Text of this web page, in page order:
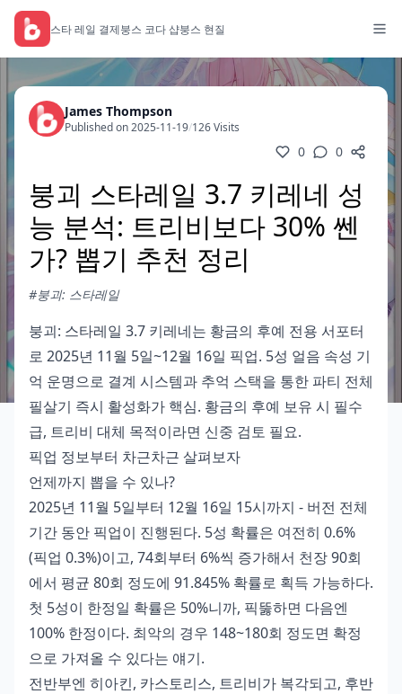
스타 레일 결제붕스 코다 샵붕스 현질
James Thompson
Published on 2025-11-19/126 Visits
0 0
붕괴 스타레일 3.7 키레네 성
능 분석: 트리비보다 30% 쎈
가? 뽑기 추천 정리
#붕괴: 스타레일
붕괴: 스타레일 3.7 키레네는 황금의 후예 전용 서포터
로 2025년 11월 5일~12월 16일 픽업. 5성 얼음 속성 기
억 운명으로 결계 시스템과 추억 스택을 통한 파티 전체
필살기 즉시 활성화가 핵심. 황금의 후예 보유 시 필수
급, 트리비 대체 목적이라면 신중 검토 필요.
픽업 정보부터 차근차근 살펴보자
언제까지 뽑을 수 있나?
2025년 11월 5일부터 12월 16일 15시까지 - 버전 전체
기간 동안 픽업이 진행된다. 5성 확률은 여전히 0.6%
(픽업 0.3%)이고, 74회부터 6%씩 증가해서 천장 90회
에서 평균 80회 정도에 91.845% 확률로 획득 가능하다.
첫 5성이 한정일 확률은 50%니까, 픽뚫하면 다음엔
100% 한정이다. 최악의 경우 148~180회 정도면 확정
으로 가져올 수 있다는 얘기.
전반부엔 히아킨, 카스토리스, 트리비가 복각되고, 후반